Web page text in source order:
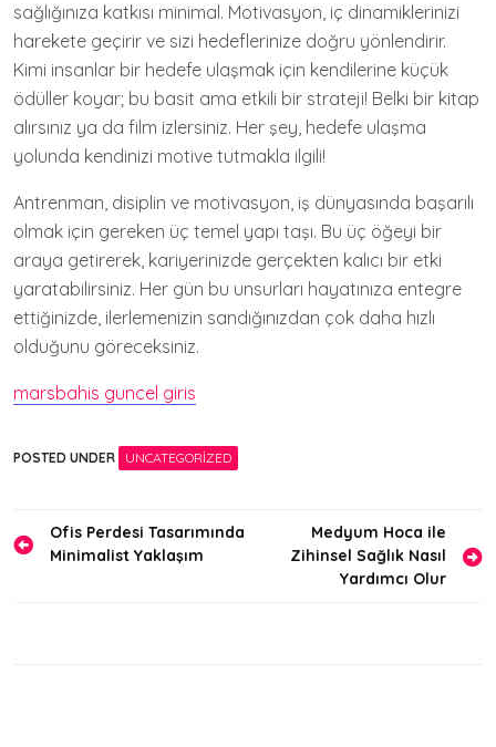
sağlığınıza katkısı minimal. Motivasyon, iç dinamiklerinizi
harekete geçirir ve sizi hedeflerinize doğru yönlendirir.
Kimi insanlar bir hedefe ulaşmak için kendilerine küçük
ödüller koyar; bu basit ama etkili bir strateji! Belki bir kitap
alırsınız ya da film izlersiniz. Her şey, hedefe ulaşma
yolunda kendinizi motive tutmakla ilgili!
Antrenman, disiplin ve motivasyon, iş dünyasında başarılı
olmak için gereken üç temel yapı taşı. Bu üç öğeyi bir
araya getirerek, kariyerinizde gerçekten kalıcı bir etki
yaratabilirsiniz. Her gün bu unsurları hayatınıza entegre
ettiğinizde, ilerlemenizin sandığınızdan çok daha hızlı
olduğunu göreceksiniz.
marsbahis guncel giris
POSTED UNDER UNCATEGORIZED
Yazı
gezinmesi
Ofis Perdesi Tasarımında
Minimalist Yaklaşım
Medyum Hoca ile
Zihinsel Sağlık Nasıl
Yardımcı Olur